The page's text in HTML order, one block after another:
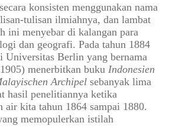
konsisten menggunakan nama
tulisan ilmiahnya, dan lambat
ini menyebar di kalangan para
dan geografi. Pada tahun 1884
Universitas Berlin yang bernama
menerbitkan buku Indonesien
Archipel sebanyak lima
hasil penelitiannya ketika
air kita tahun 1864 sampai 1880.
memopulerkan istilah